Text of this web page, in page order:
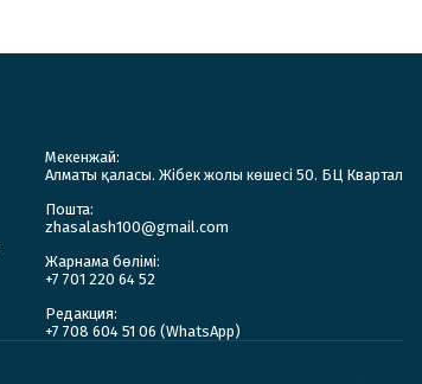
Мекенжай:
Алматы қаласы. Жібек жолы көшесі 50. БЦ Квартал
Пошта:
zhasalash100@gmail.com
Жарнама бөлімі:
+7 701 220 64 52
Редакция:
+7 708 604 51 06 (WhatsApp)